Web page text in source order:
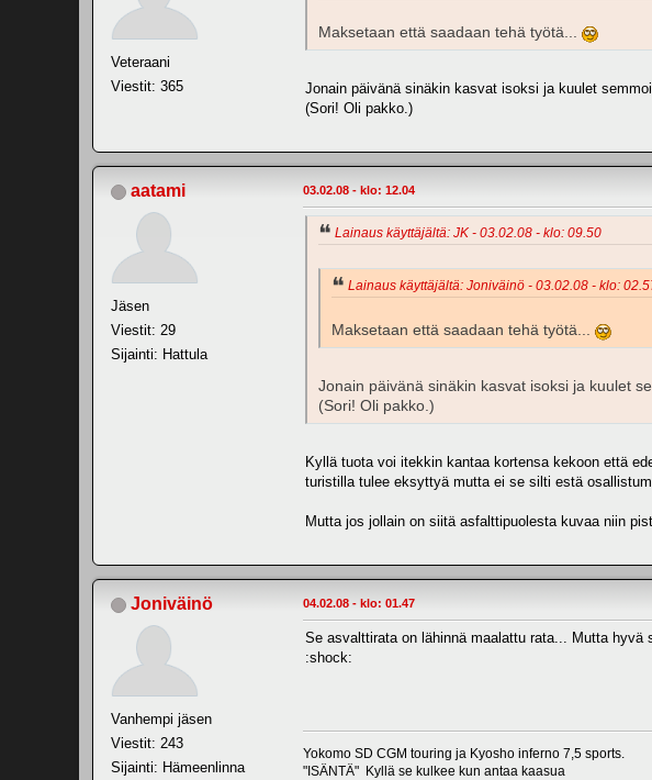
Veteraani
Viestit: 365
Maksetaan että saadaan tehä työtä...
Jonain päivänä sinäkin kasvat isoksi ja kuulet
(Sori! Oli pakko.)
aatami
Jäsen
Viestit: 29
Sijainti: Hattula
03.02.08 - klo: 12.04
Lainaus käyttäjältä: JK - 03.02.08 - klo: 09.50
Lainaus käyttäjältä: Joniväinö - 03.02.08 - klo:
Maksetaan että saadaan tehä työtä...
Jonain päivänä sinäkin kasvat isoksi ja kuulet
(Sori! Oli pakko.)
Kyllä tuota voi itekkin kantaa kortensa kekoon että
turistilla tulee eksyttyä mutta ei se silti estä
Mutta jos jollain on siitä asfalttipuolesta kuvaa niin
Joniväinö
Vanhempi jäsen
Viestit: 243
Sijainti: Hämeenlinna
04.02.08 - klo: 01.47
Se asvalttirata on lähinnä maalattu rata... Mutta
:shock:
Yokomo SD CGM touring ja Kyosho inferno 7,5 sports.
"ISÄNTÄ" Kyllä se kulkee kun antaa kaasua